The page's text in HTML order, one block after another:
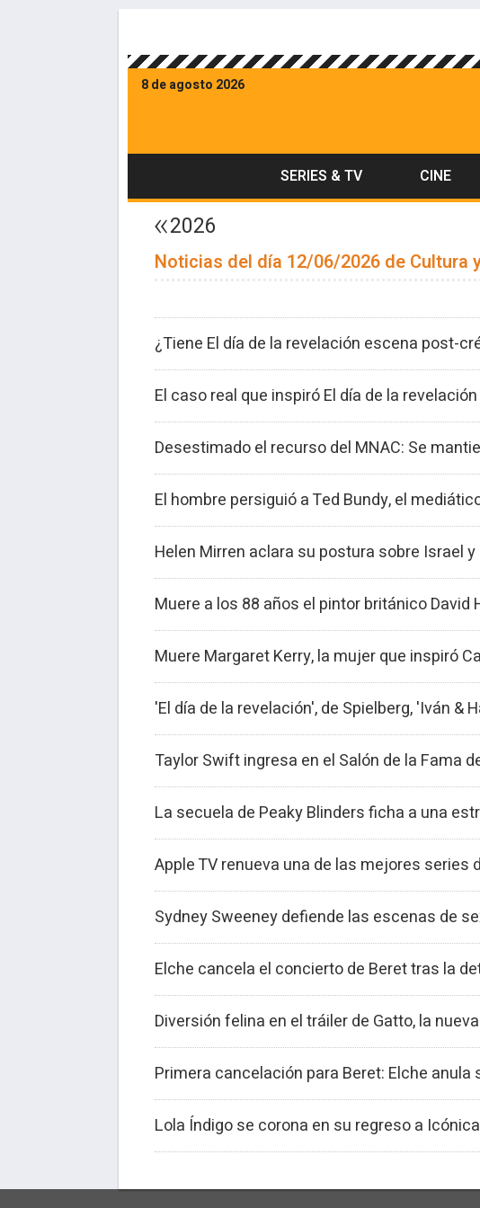
8 de agosto 2026
SERIES & TV CINE
2026
Noticias del día 12/06/2026 de Cultura
¿Tiene El día de la revelación escena post-
El caso real que inspiró El día de la
Desestimado el recurso del MNAC: Se
El hombre persiguió a Ted Bundy, el
Helen Mirren aclara su postura sobre Israel
Muere a los 88 años el pintor británico David
Muere Margaret Kerry, la mujer que inspiró
'El día de la revelación', de Spielberg, 'Iván
Taylor Swift ingresa en el Salón de la Fama
La secuela de Peaky Blinders ficha a una
Apple TV renueva una de las mejores series
Sydney Sweeney defiende las escenas de
Elche cancela el concierto de Beret tras la
Diversión felina en el tráiler de Gatto, la
Primera cancelación para Beret: Elche
Lola Índigo se corona en su regreso a